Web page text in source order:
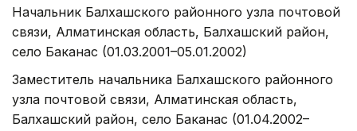
Начальник Балхашского районного узла почтовой
связи, Алматинская область, Балхашский район,
село Баканас (01.03.2001–05.01.2002)
Заместитель начальника Балхашского районного
узла почтовой связи, Алматинская область,
Балхашский район, село Баканас (01.04.2002–